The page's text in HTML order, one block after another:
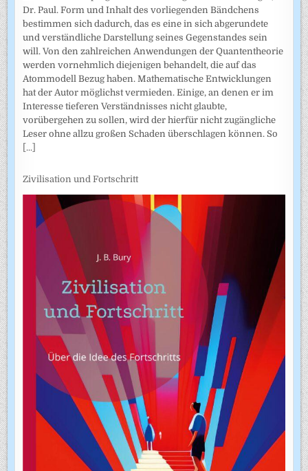
Dr. Paul. Form und Inhalt des vorliegenden Bändchens
bestimmen sich dadurch, das es eine in sich abgerundete
und verständliche Darstellung seines Gegenstandes sein
will. Von den zahlreichen Anwendungen der Quantentheorie
werden vornehmlich diejenigen behandelt, die auf das
Atommodell Bezug haben. Mathematische Entwicklungen
hat der Autor möglichst vermieden. Einige, an denen er im
Interesse tieferen Verständnisses nicht glaubte,
vorübergehen zu sollen, wird der hierfür nicht zugängliche
Leser ohne allzu großen Schaden überschlagen können. So
[...]
Zivilisation und Fortschritt